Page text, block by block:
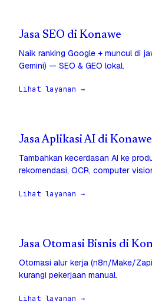
Jasa SEO di Konawe
Naik ranking Google + muncul di
Gemini) — SEO & GEO lokal.
Lihat layanan →
Jasa Aplikasi AI di Konawe
Tambahkan kecerdasan AI ke
rekomendasi, OCR, computer
Lihat layanan →
Jasa Otomasi Bisnis di
Otomasi alur kerja (n8n/Make/
kurangi pekerjaan manual.
Lihat layanan →